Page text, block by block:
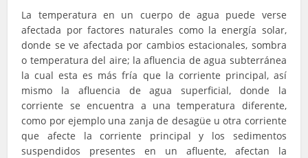
La temperatura en un cuerpo de agua puede verse
afectada por factores naturales como la energía solar,
donde se ve afectada por cambios estacionales, sombra
o temperatura del aire; la afluencia de agua subterránea
la cual esta es más fría que la corriente principal, así
mismo la afluencia de agua superficial, donde la
corriente se encuentra a una temperatura diferente,
como por ejemplo una zanja de desagüe u otra corriente
que afecte la corriente principal y los sedimentos
suspendidos presentes en un afluente, afectan la